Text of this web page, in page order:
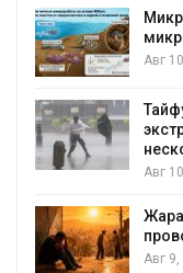
Авг
Авг
Авг 9,